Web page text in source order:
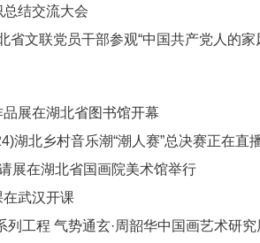
结交流大会
文联党员干部参观“中国共产党人的家
展在湖北省图书馆开幕
湖北乡村音乐潮“潮人赛”总决赛正在直
展在湖北省国画院美术馆举行
武汉开课
工程 气势通玄·周韶华中国画艺术研究